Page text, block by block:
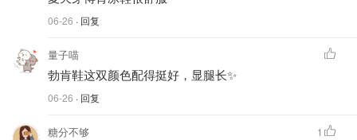
06-26 · 回复
量子喵
勃肯鞋这双颜色配得挺好，显腿长✨
06-26 · 回复
糖分不够 1